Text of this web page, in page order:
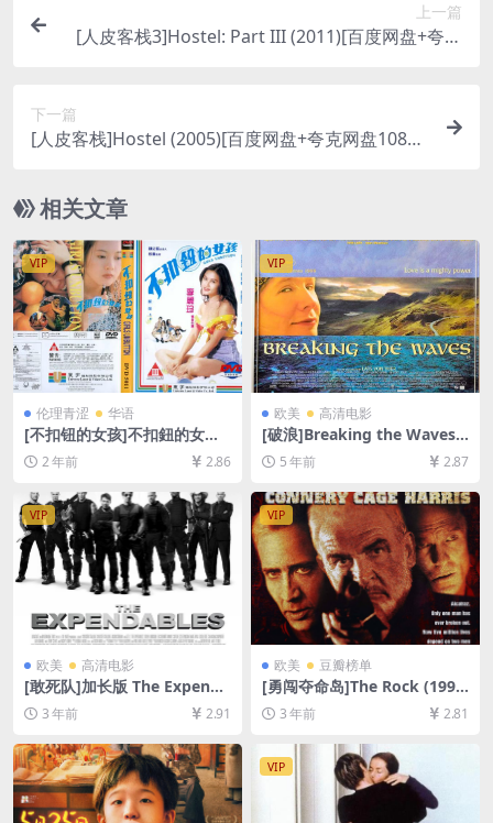
上一篇
[人皮客栈3]Hostel: Part III (2011)[百度网盘+夸克
下一篇
[人皮客栈]Hostel (2005)[百度网盘+夸克网盘1080P
[中文字幕]
相关文章
VIP
伦理青涩 华语
[不扣钮的女孩]不扣鈕的女孩
(1994)[百度网盘+夸克网盘资
源Ai 1080P高清未删减][MP
4/6.4GB][粤语/国语中字]【手
机/平板无法在线播放，请使用
电脑下载防和谐压缩包（含解
压密码）】
2 年前 2.86
VIP
欧美 高清电影
[破浪]Breaking the Waves
(1996)[百度网盘+迅雷云盘资
源1080P超清未删减][MP4/10
GB][中英字幕]
5 年前 2.87
VIP
欧美 高清电影
[敢死队]加长版 The Expenda
bles (2010)[百度网盘+迅雷云
盘资源1080P超清未删减][MP
3 年前 2.91
VIP
欧美 豆瓣榜单
[勇闯夺命岛]The Rock (199
6)[百度网盘+夸克网盘1080P
超清未删减资源][网盘在线播
幕]
3 年前 2.81
VIP